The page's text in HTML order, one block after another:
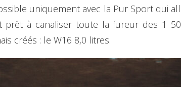
uniquement avec la Pur Sport qui
prêt à canaliser toute la fureur des 1
créés : le W16 8,0 litres.